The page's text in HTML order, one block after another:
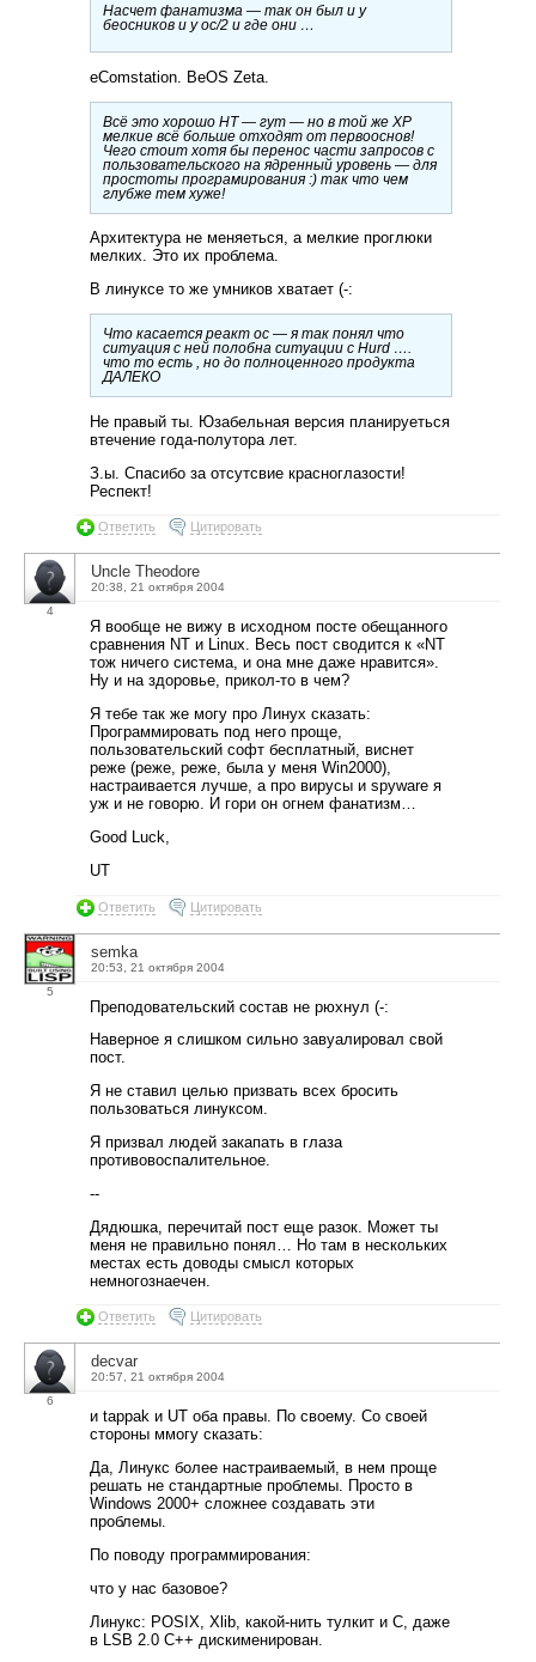
Насчет фанатизма — так он был и у
беосников и у ос/2 и где они …
eComstation. BeOS Zeta.
Всё это хорошо НТ — гут — но в той же ХР
мелкие всё больше отходят от первооснов!
Чего стоит хотя бы перенос части запросов с
пользовательского на ядренный уровень — для
простоты програмирования :) так что чем
глубже тем хуже!
Архитектура не меняеться, а мелкие проглюки
мелких. Это их проблема.
В линуксе то же умников хватает (-:
Что касается реакт ос — я так понял что
ситуация с ней полобна ситуации с Hurd ….
что то есть , но до полноценного продукта
ДАЛЕКО
Не правый ты. Юзабельная версия планируеться
втечение года-полутора лет.
З.ы. Спасибо за отсутсвие красноглазости!
Респект!
Ответить Цитировать
4
Uncle Theodore
20:38, 21 октября 2004
Я вообще не вижу в исходном посте обещанного
сравнения NT и Linux. Весь пост сводится к «NT
тож ничего система, и она мне даже нравится».
Ну и на здоровье, прикол-то в чем?
Я тебе так же могу про Линух сказать:
Программировать под него проще,
пользовательский софт бесплатный, виснет
реже (реже, реже, была у меня Win2000),
настраивается лучше, а про вирусы и spyware я
уж и не говорю. И гори он огнем фанатизм…
Good Luck,
UT
Ответить Цитировать
5
semka
20:53, 21 октября 2004
Преподовательский состав не рюхнул (-:
Наверное я слишком сильно завуалировал свой
пост.
Я не ставил целью призвать всех бросить
пользоваться линуксом.
Я призвал людей закапать в глаза
противовоспалительное.
--
Дядюшка, перечитай пост еще разок. Может ты
меня не правильно понял… Но там в нескольких
местах есть доводы смысл которых
немногознаечен.
Ответить Цитировать
6
decvar
20:57, 21 октября 2004
и tappak и UT оба правы. По своему. Со своей
стороны ммогу сказать:
Да, Линукс более настраиваемый, в нем проще
решать не стандартные проблемы. Просто в
Windows 2000+ сложнее создавать эти
проблемы.
По поводу программирования:
что у нас базовое?
Линукс: POSIX, Xlib, какой-нить тулкит и C, даже
в LSB 2.0 C++ дискименирован.